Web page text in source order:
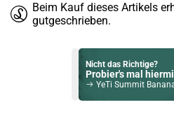
Beim Kauf dieses Artikels
gutgeschrieben.
Nicht das Richtige?
Probier's mal
YeTi Summit Banana Ice